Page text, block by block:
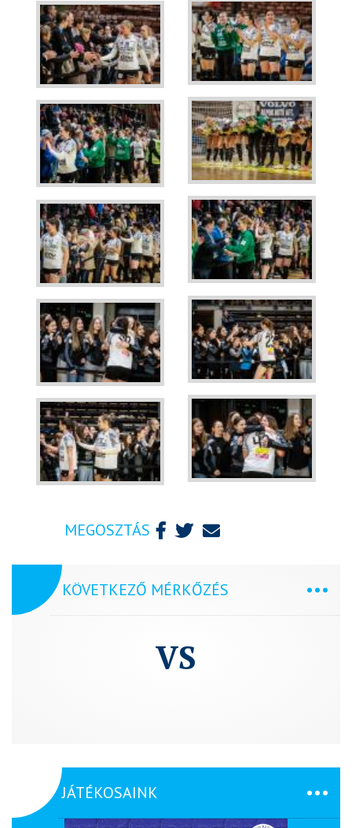
MEGOSZTÁS
KÖVETKEZŐ MÉRKŐZÉS
VS
JÁTÉKOSAINK